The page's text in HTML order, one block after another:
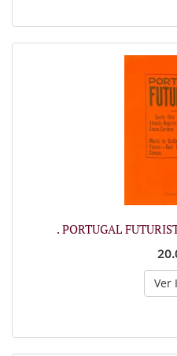
. PORTUGAL
Ver